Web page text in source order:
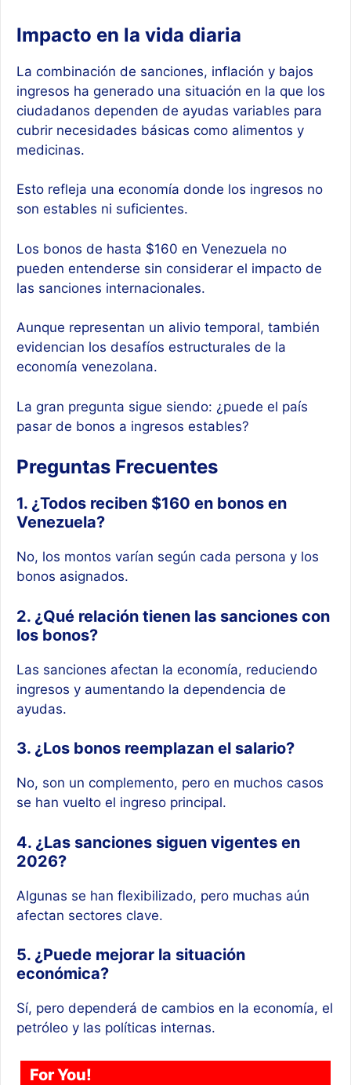
Impacto en la vida diaria
La combinación de sanciones, inflación y bajos
ingresos ha generado una situación en la que los
ciudadanos dependen de ayudas variables para
cubrir necesidades básicas como alimentos y
medicinas.
Esto refleja una economía donde los ingresos no
son estables ni suficientes.
Los bonos de hasta $160 en Venezuela no
pueden entenderse sin considerar el impacto de
las sanciones internacionales.
Aunque representan un alivio temporal, también
evidencian los desafíos estructurales de la
economía venezolana.
La gran pregunta sigue siendo: ¿puede el país
pasar de bonos a ingresos estables?
Preguntas Frecuentes
1. ¿Todos reciben $160 en bonos en
Venezuela?
No, los montos varían según cada persona y los
bonos asignados.
2. ¿Qué relación tienen las sanciones con
los bonos?
Las sanciones afectan la economía, reduciendo
ingresos y aumentando la dependencia de
ayudas.
3. ¿Los bonos reemplazan el salario?
No, son un complemento, pero en muchos casos
se han vuelto el ingreso principal.
4. ¿Las sanciones siguen vigentes en
2026?
Algunas se han flexibilizado, pero muchas aún
afectan sectores clave.
5. ¿Puede mejorar la situación
económica?
Sí, pero dependerá de cambios en la economía, el
petróleo y las políticas internas.
For You!